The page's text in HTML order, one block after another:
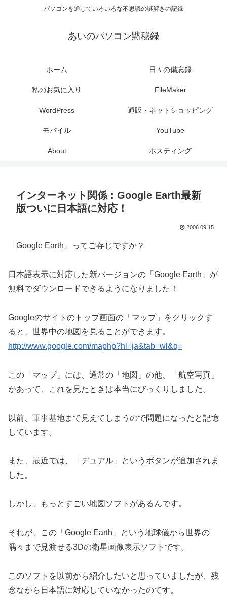
パソコンを通じていろいろな不思議の謎解きの記録
あいのパソコン黙秘録
ホーム 日々の備忘録
私のお気に入り FileMaker
WordPress 通販・ネットショッピング
モバイル YouTube
About ホスティング
インターネット関係 : Google Earth最新
版ついに日本語に対応！
2006.09.15
「Google Earth」ってご存じですか？
日本語表示に対応した新バージョンの「Google Earth」が
無料でダウンロードできるようになりました！
Googleのサイトのトップ画面の「マップ」をクリックす
ると、世界中の地図を見ることができます。
http://www.google.com/maphp?hl=ja&tab=wl&q=
この「マップ」には、通常の「地図」の他、「航空写真」
があって、これを見たときは本当にびっくりしました。
以前、軍事基地まで見えてしまうので問題になったと記憶
しています。
また、最近では、「デュアル」というボタンが追加されま
した。
しかし、もっとすごい地図ソフトがあるんです。
それが、この「Google Earth」という地球儀から世界の
隅々まで見渡せる3Dの衛星画像表示ソフトです。
このソフトを以前から紹介したいと思っていましたが、残
念ながら日本語に対応していなかったのです。